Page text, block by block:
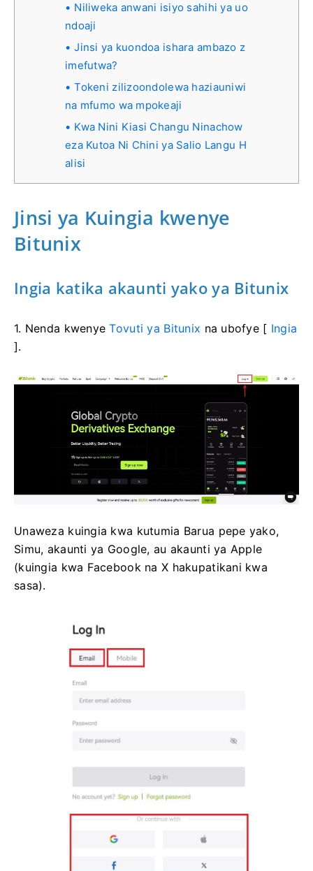
Niliweka anwani isiyo sahihi ya uo
ndoaji
Jinsi ya kuondoa ishara ambazo z
imefutwa?
Tokeni zilizoondolewa haziauniwi
na mfumo wa mpokeaji
Kwa Nini Kiasi Changu Ninachow
eza Kutoa Ni Chini ya Salio Langu H
alisi
Jinsi ya Kuingia kwenye
Bitunix
Ingia katika akaunti yako ya Bitunix
1. Nenda kwenyeTovuti ya Bitunix na ubofye [ Ingia
].
Unaweza kuingia kwa kutumia Barua pepe yako,
Simu, akaunti ya Google, au akaunti ya Apple
(kuingia kwa Facebook na X hakupatikani kwa
sasa).